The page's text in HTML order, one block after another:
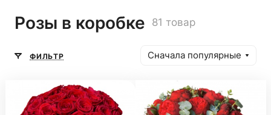
Розы в коробке 81 товар
ФИЛЬТР Сначала популярные